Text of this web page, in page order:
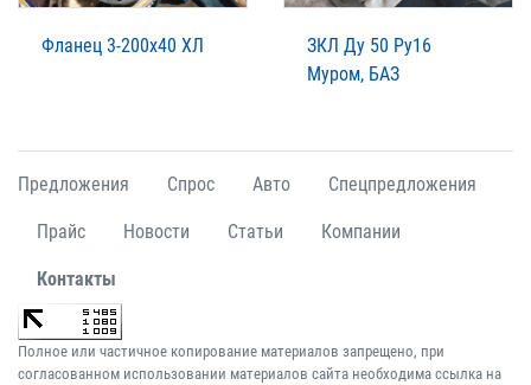
Фланец 3-200х40 ХЛ
ЗКЛ Ду 50 Ру16
Муром, БАЗ
Предложения Спрос Авто Спецпредложения
Прайс Новости Статьи Компании
Контакты
Полное или частичное копирование материалов запрещено, при
согласованном использовании материалов сайта необходима ссылка на